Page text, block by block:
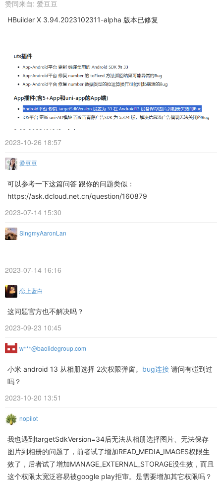
赞同来自: 爱豆豆
HBuilder X 3.94.2023102311-alpha 版本已修复
2023-10-26 18:57
爱豆豆
可以参考一下这篇问答 跟你的问题类似：
https://ask.dcloud.net.cn/question/160879
2023-07-14 15:30
SingmyAaronLan
2023-07-14 16:16
恋上蓝白
这问题官方也不解决吗？
2023-09-23 10:45
w***@baolidegroup.com
小米 android 13 从相册选择 2次权限弹窗。 bug连接 请问有碰到过
吗？
2023-10-20 13:51
nopilot
我也遇到targetSdkVersion=34后无法从相册选择图片、无法保存
图片到相册的问题了，前者试了增加READ_MEDIA_IMAGES权限生
效了，后者试了增加MANAGE_EXTERNAL_STORAGE没生效，而且
这个权限太宽泛容易被google play拒审。是需要增加其它权限吗？